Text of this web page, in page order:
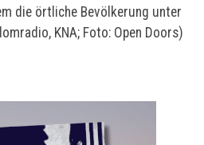
die örtliche Bevölkerung unter
KNA; Foto: Open Doors)